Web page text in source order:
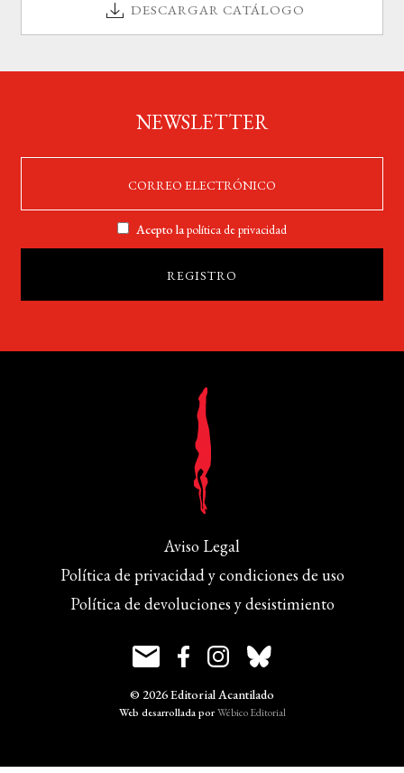
DESCARGAR CATÁLOGO
NEWSLETTER
Acepto lapolítica de privacidad
Aviso Legal
Política de privacidad y condiciones de uso
Política de devoluciones y desistimiento
© 2026 Editorial Acantilado
Web desarrollada porWébico Editorial